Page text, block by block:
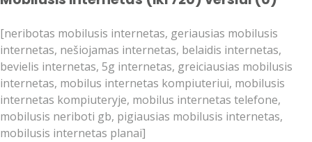
[neribotas mobilusis internetas, geriausias mobilusis
internetas, nešiojamas internetas, belaidis internetas,
bevielis internetas, 5g internetas, greiciausias mobilusis
internetas, mobilus internetas kompiuteriui, mobilusis
internetas kompiuteryje, mobilus internetas telefone,
mobilusis neriboti gb, pigiausias mobilusis internetas,
mobilusis internetas planai]